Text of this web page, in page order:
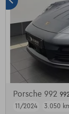
Porsche 992
11/2024
3.050